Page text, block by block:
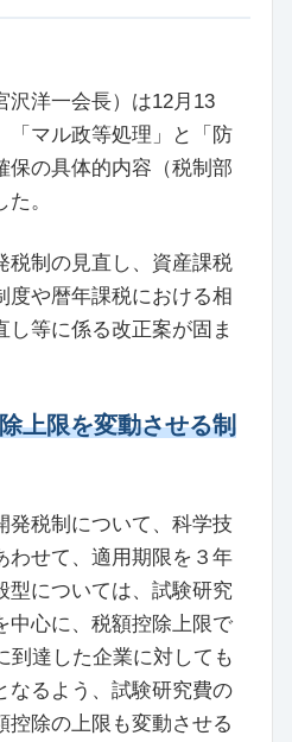
沢洋一会長）は12月13
「マル政等処理」と「防
保の具体的内容（税制部
。
税制の見直し、資産課税
度や暦年課税における相
し等に係る改正案が固ま
上限を変動させる制
発税制について、科学技
わせて、適用期限を３年
型については、試験研究
中心に、税額控除上限で
到達した企業に対しても
なるよう、試験研究費の
控除の上限も変動させる